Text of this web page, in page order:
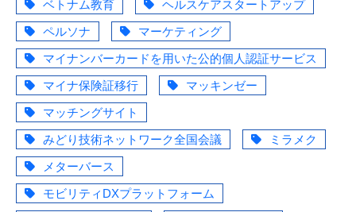
ベトナム教育
ヘルスケアスタートアップ
ペルソナ
マーケティング
マイナンバーカードを用いた公的個人認証サービス
マイナ保険証移行
マッキンゼー
マッチングサイト
みどり技術ネットワーク全国会議
ミラメク
メターバース
モビリティDXプラットフォーム